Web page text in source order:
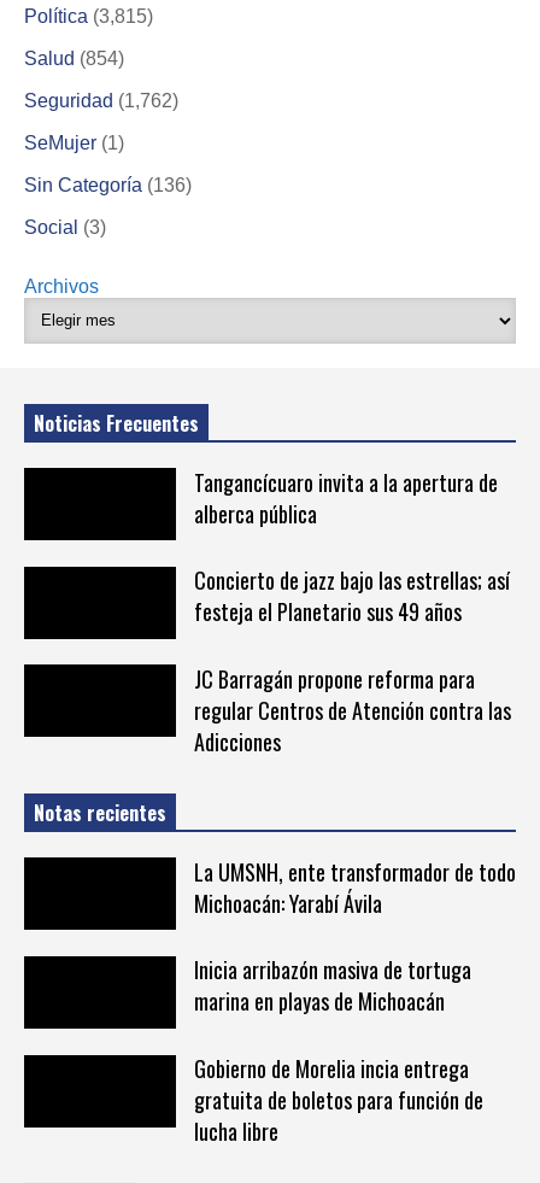
Política (3,815)
Salud (854)
Seguridad (1,762)
SeMujer (1)
Sin Categoría (136)
Social (3)
Archivos
Noticias Frecuentes
Tangancícuaro invita a la apertura de
alberca pública
Concierto de jazz bajo las estrellas; así
festeja el Planetario sus 49 años
JC Barragán propone reforma para
regular Centros de Atención contra las
Adicciones
Notas recientes
La UMSNH, ente transformador de todo
Michoacán: Yarabí Ávila
Inicia arribazón masiva de tortuga
marina en playas de Michoacán
Gobierno de Morelia incia entrega
gratuita de boletos para función de
lucha libre